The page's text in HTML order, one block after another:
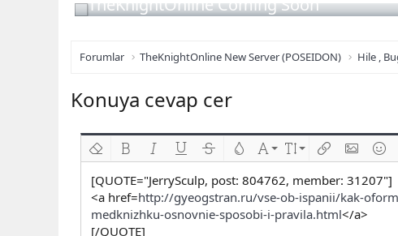
TheKnightOnline Coming Soon
Forumlar TheKnightOnline New Server (POSEIDON) Hile ,
Konuya cevap cer
[QUOTE="JerrySculp, post: 804762, member: 31207"]
<a href=http://gyeogstran.ru/vse-ob-ispanii/kak-
medknizhku-osnovnie-sposobi-i-pravila.html</a>
[/QUOTE]